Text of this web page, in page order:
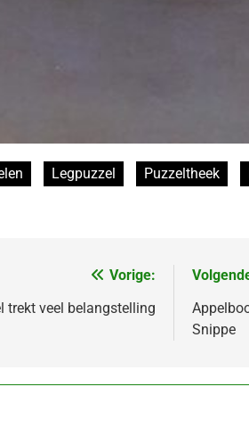
Legpuzzel Puzzeltheek
Vorige:
trekt veel belangstelling
Snippe